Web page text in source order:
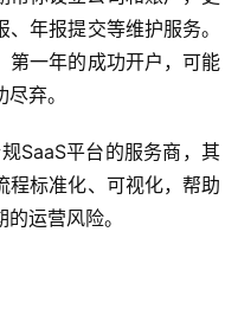
年报提交等维护服务。
第一年的成功开户，可能
弃。
SaaS平台的服务商，其
程标准化、可视化，帮助
运营风险。